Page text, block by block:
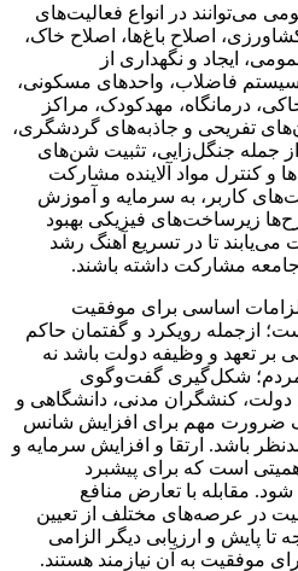
می‌توانند در انواع فعالیت‌های
اصلاح باغ‌ها، اصلاح خاک،
ایجاد و نگهداری از
سیستم فاضلاب، واحدهای مسکونی،
درمانگاه، مهدکودک، مراکز
تفریحی و جاذبه‌های گردشگری،
جمله جنگل‌زایی، تثبیت شن‌های
و کنترل مواد آلاینده مشارکت
کاربر، به سرمایه و آموزش
زیرساخت‌های فیزیکی بهبود
تا در تسریع آهنگ رشد
مشارکت داشته باشند.
اساسی برای موفقیت
ازجمله رویکرد و گفتمان حاکم
بر تعهد و وظیفه دولت باشد نه
مردم؛ شکل‌گیری گفت‌وگوی
دولت، کنشگران مدنی، دانشگاهی و
ضرورت مهم برای افزایش شانس
باشد. ارتقا و افزایش سرمایه و
اهمیتی است که برای پیشبرد
مقابله با تعارض منافع
در عرصه‌های مختلف از تعیین
پایش و ارزیابی دیگر الزامی
موفقیت به آن نیازمند هستند.